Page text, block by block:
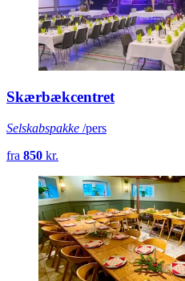
Skærbækcentret
Selskabspakke /pers
fra 850 kr.